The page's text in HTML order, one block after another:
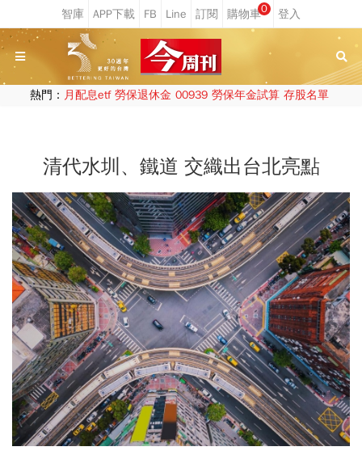
0
熱門： 月配息etf 勞保退休金 00939 勞保年金試算 存股名單
清代水圳、鐵道 交織出台北亮點